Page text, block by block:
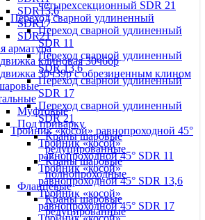
четырехсекционный SDR 21
Переход сварной удлиненный
Переход сварной удлиненный
SDR 11
Переход сварной удлиненный
SDR 13,6
Переход сварной удлиненный
SDR 17
Переход сварной удлиненный
SDR 21
Тройник «косой» равнопроходной 45°
Тройник «косой»
равнопроходной 45° SDR 11
Тройник «косой»
равнопроходной 45° SDR 13,6
Тройник «косой»
равнопроходной 45° SDR 17
SDR13,6
SDR17
SDR21
арматура
клиновая 30ч6бр
30ч39р с обрезиненным клином
Муфтовые
Под приварку
Краны шаровые
редуцированные
Краны шаровые
полнопроходные
Фланцевые
Краны шаровые
редуцированные